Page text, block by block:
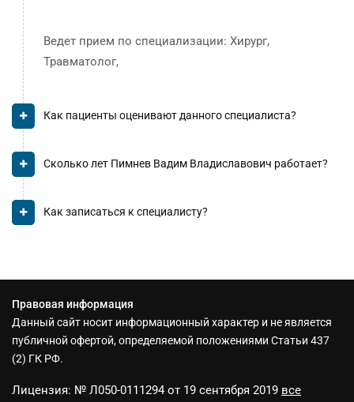
Ведет прием по специализации: Хирург,
Травматолог,
Как пациенты оценивают данного специалиста?
Сколько лет Пимнев Вадим Владиславович работает?
Как записаться к специалисту?
Правовая информация
Данный сайт носит информационный характер и не является
публичной офертой, определяемой положениями Статьи 437
(2) ГК РФ.
Лицензия: № Л050-0111294 от 19 сентября 2019 все